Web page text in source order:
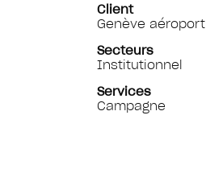
Client
Genève aéroport
Secteurs
Institutionnel
Services
Campagne